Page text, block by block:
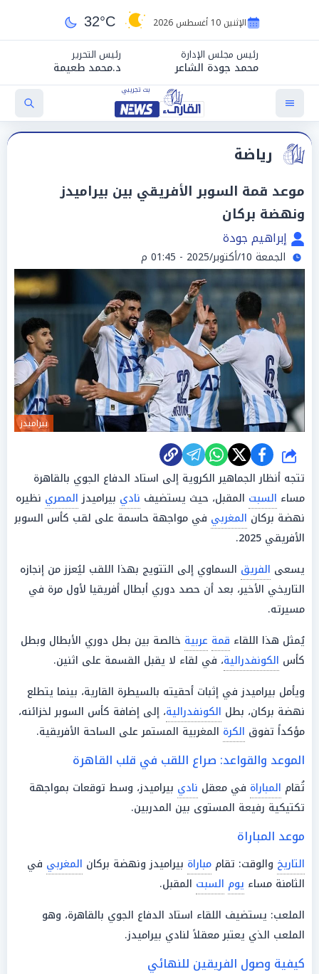
الإثنين 10 أغسطس 2026 32°C
رئيس مجلس الإدارة
محمد جودة الشاعر
رئيس التحرير
د.محمد طعيمة
رياضة
موعد قمة السوبر الأفريقي بين بيراميدز
ونهضة بركان
إبراهيم جودة
الجمعة 10/أكتوبر/2025 - 01:45 م
بيراميدز
شارك
تتجه أنظار الجماهير الكروية إلى استاد الدفاع الجوي بالقاهرة
مساء السبت المقبل، حيث يستضيف نادي بيراميدزالمصري نظيره
نهضة بركان المغربي في مواجهة حاسمة على لقب كأس السوبر
الأفريقي 2025.
يسعى الفريق السماوي إلى التتويج بهذا اللقب ليُعزز من إنجازه
التاريخي الأخير، بعد أن حصد دوري أبطال أفريقيا لأول مرة في
مسيرته.
يُمثل هذا اللقاء قمة عربية خالصة بين بطل دوري الأبطال وبطل
كأس الكونفدرالية، في لقاء لا يقبل القسمة على اثنين.
ويأمل بيراميدز في إثبات أحقيته بالسيطرة القارية، بينما يتطلع
نهضة بركان، بطل الكونفدرالية، إلى إضافة كأس السوبر لخزائنه،
مؤكداً تفوق الكرة المغربية المستمر على الساحة الأفريقية.
الموعد والقواعد: صراع اللقب في قلب القاهرة
تُقام المباراة في معقل نادي بيراميدز، وسط توقعات بمواجهة
تكتيكية رفيعة المستوى بين المدربين.
موعد المباراة
التاريخ والوقت: تقام مباراة بيراميدز ونهضة بركان المغربي في
الثامنة مساء يوم السبت المقبل.
الملعب: يستضيف اللقاء استاد الدفاع الجوي بالقاهرة، وهو
الملعب الذي يعتبر معقلاً لنادي بيراميدز.
كيفية وصول الفريقين للنهائي